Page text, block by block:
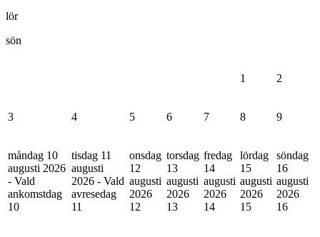
lör
sön
1 2
3 4 5 6 7 8 9
måndag 10
augusti 2026
- Vald
ankomstdag
10
tisdag 11
augusti
2026 - Vald
avresedag
11
onsdag
12
augusti
2026
12
torsdag
13
augusti
2026
13
fredag
14
augusti
2026
14
lördag
15
augusti
2026
15
söndag
16
augusti
2026
16